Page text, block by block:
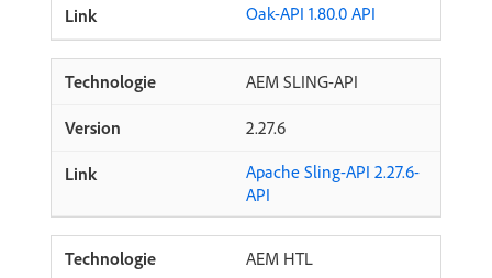
Oak-API 1.80.0 API
AEM SLING-API
2.27.6
Apache Sling-API 2.27.6-
API
AEM HTL